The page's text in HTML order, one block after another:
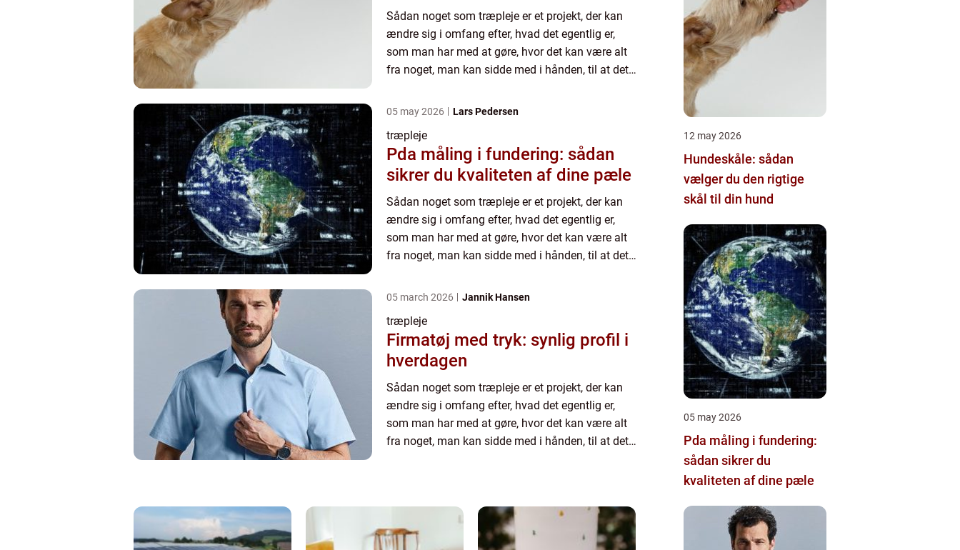
Sådan noget som træpleje er et projekt, der kan
ændre sig i omfang efter, hvad det egentlig er,
som man har med at gøre, hvor det kan være alt
fra noget, man kan sidde med i hånden, til at det
mange menne...
05 may 2026 Lars Pedersen
træpleje
Pda måling i fundering: sådan
sikrer du kvaliteten af dine pæle
Sådan noget som træpleje er et projekt, der kan
ændre sig i omfang efter, hvad det egentlig er,
som man har med at gøre, hvor det kan være alt
fra noget, man kan sidde med i hånden, til at det
mange menne...
05 march 2026 Jannik Hansen
træpleje
Firmatøj med tryk: synlig profil i
hverdagen
Sådan noget som træpleje er et projekt, der kan
ændre sig i omfang efter, hvad det egentlig er,
som man har med at gøre, hvor det kan være alt
fra noget, man kan sidde med i hånden, til at det
12 may 2026
Hundeskåle: sådan
vælger du den rigtige
skål til din hund
05 may 2026
Pda måling i fundering:
sådan sikrer du
kvaliteten af dine pæle